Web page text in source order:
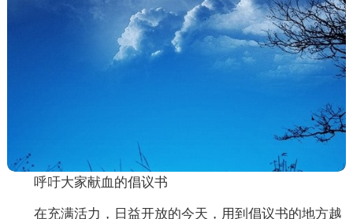
呼吁大家献血的倡议书
在充满活力，日益开放的今天，用到倡议书的地方越